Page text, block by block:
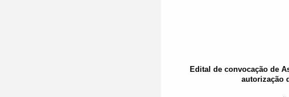
Edital de convocação de
autorização